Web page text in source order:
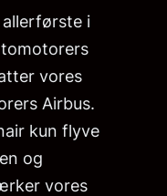
allerførste i
tomotorers
vores
Airbus.
kun flyve
og
vores